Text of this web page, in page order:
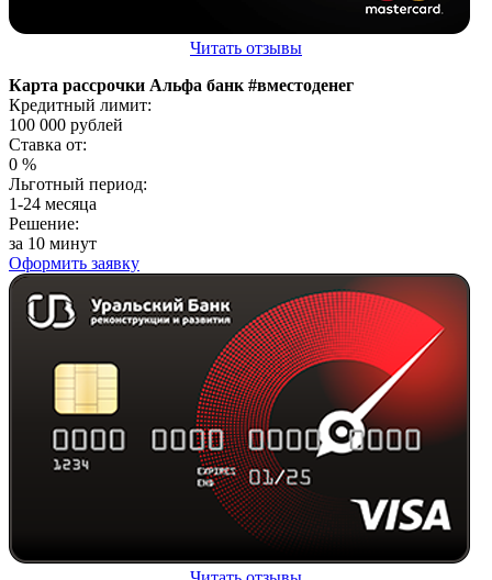
Читать отзывы
Карта рассрочки Альфа банк #вместоденег
Кредитный лимит:
100 000 рублей
Ставка от:
0 %
Льготный период:
1-24 месяца
Решение:
за 10 минут
Оформить заявку